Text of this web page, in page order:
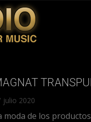
julio 2020
moda de los